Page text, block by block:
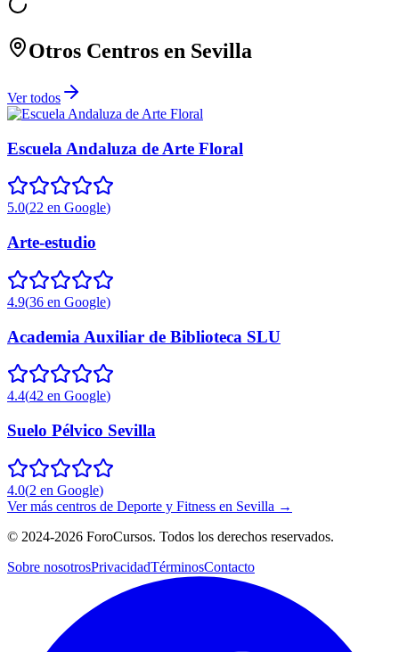
Otros Centros en Sevilla
Ver todos
Escuela Andaluza de Arte Floral
5.0(22 en Google)
Arte-estudio
4.9(36 en Google)
Academia Auxiliar de Biblioteca SLU
4.4(42 en Google)
Suelo Pélvico Sevilla
4.0(2 en Google)
Ver más centros de Deporte y Fitness en Sevilla →
© 2024-2026 ForoCursos. Todos los derechos reservados.
Sobre nosotrosPrivacidadTérminosContacto